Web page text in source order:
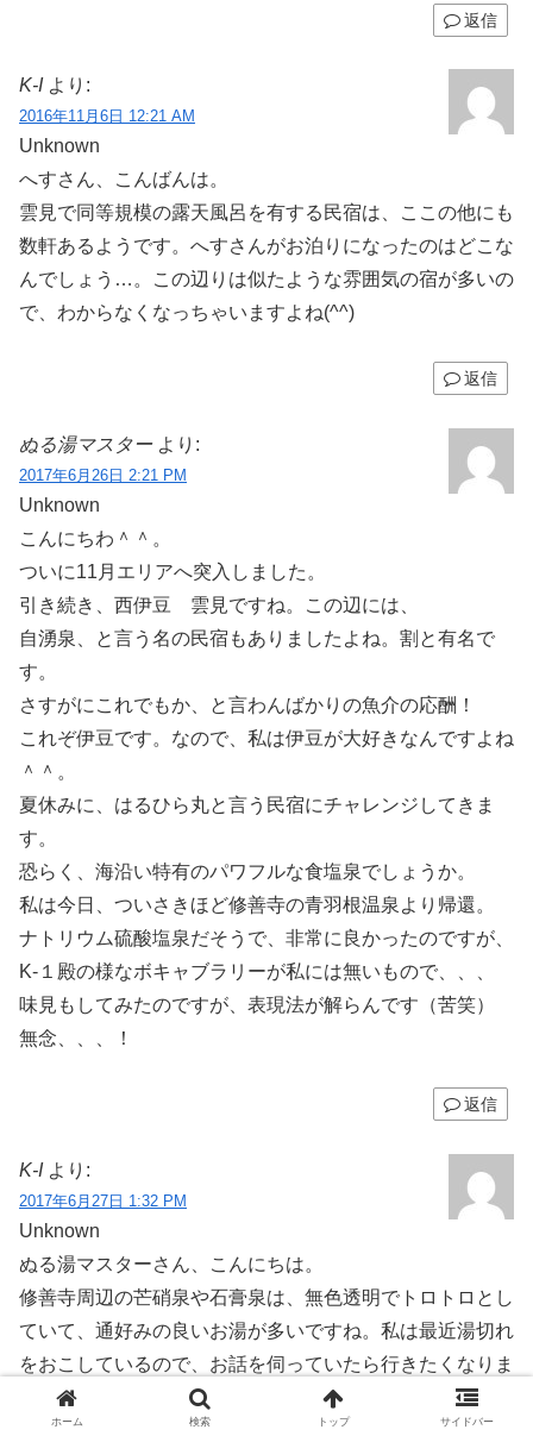
返信
K-I より:
2016年11月6日 12:21 AM
Unknown
へすさん、こんばんは。
雲見で同等規模の露天風呂を有する民宿は、ここの他にも
数軒あるようです。へすさんがお泊りになったのはどこな
んでしょう…。この辺りは似たような雰囲気の宿が多いの
で、わからなくなっちゃいますよね(^^)
返信
ぬる湯マスター より:
2017年6月26日 2:21 PM
Unknown
こんにちわ＾＾。
ついに11月エリアへ突入しました。
引き続き、西伊豆 雲見ですね。この辺には、
自湧泉、と言う名の民宿もありましたよね。割と有名で
す。
さすがにこれでもか、と言わんばかりの魚介の応酬！
これぞ伊豆です。なので、私は伊豆が大好きなんですよね
＾＾。
夏休みに、はるひら丸と言う民宿にチャレンジしてきま
す。
恐らく、海沿い特有のパワフルな食塩泉でしょうか。
私は今日、ついさきほど修善寺の青羽根温泉より帰還。
ナトリウム硫酸塩泉だそうで、非常に良かったのですが、
K-１殿の様なボキャブラリーが私には無いもので、、、
味見もしてみたのですが、表現法が解らんです（苦笑）
無念、、、！
返信
K-I より:
2017年6月27日 1:32 PM
Unknown
ぬる湯マスターさん、こんにちは。
修善寺周辺の芒硝泉や石膏泉は、無色透明でトロトロとし
ていて、通好みの良いお湯が多いですね。私は最近湯切れ
をおこしているので、お話を伺っていたら行きたくなりま
した。
>自湧泉
ホーム 検索 トップ サイドバー